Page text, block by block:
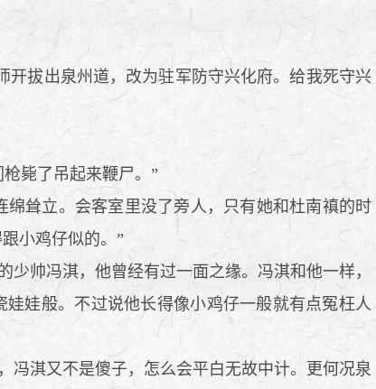
拔出泉州道，改为驻军防守兴化府。给我死守兴
毙了吊起来鞭尸。”
耸立。会客室里没了旁人，只有她和杜南禛的时
小鸡仔似的。”
帅冯淇，他曾经有过一面之缘。冯淇和他一样，
娃般。不过说他长得像小鸡仔一般就有点冤枉人
淇又不是傻子，怎么会平白无故中计。更何况泉